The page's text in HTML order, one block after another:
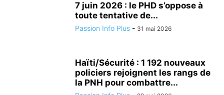
7 juin 2026 : le PHD s’oppose à
toute tentative de...
Passion Info Plus - 31 mai 2026
Haïti/Sécurité : 1 192 nouveaux
policiers rejoignent les rangs de
la PNH pour combattre...